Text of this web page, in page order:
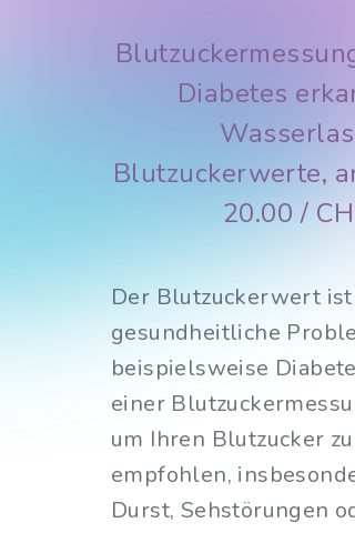
Diabetes
Blutzuckerwerte,
20.00 /
Der Blutzuckerwert
gesundheitliche
beispielsweise
einer
um Ihren Blutzucker
empfohlen,
Durst, Sehstörungen